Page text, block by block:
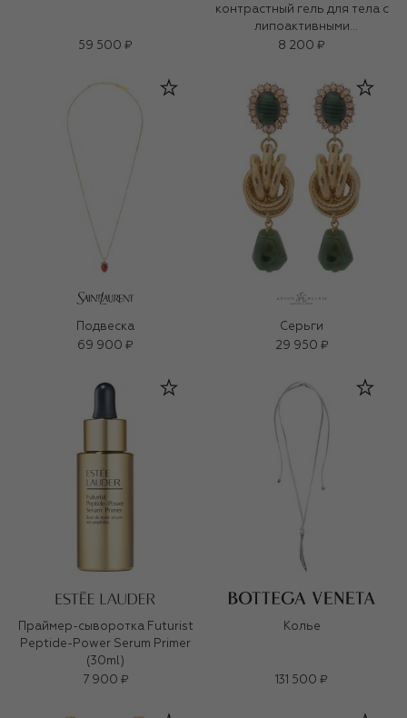
59 500 ₽
контрастный гель для тела с
липоактивными
наносферами Fangogel
8 200 ₽
Подвеска
69 900 ₽
Серьги
29 950 ₽
Праймер-сыворотка Futurist
Peptide-Power Serum Primer
(30ml)
7 900 ₽
Колье
131 500 ₽